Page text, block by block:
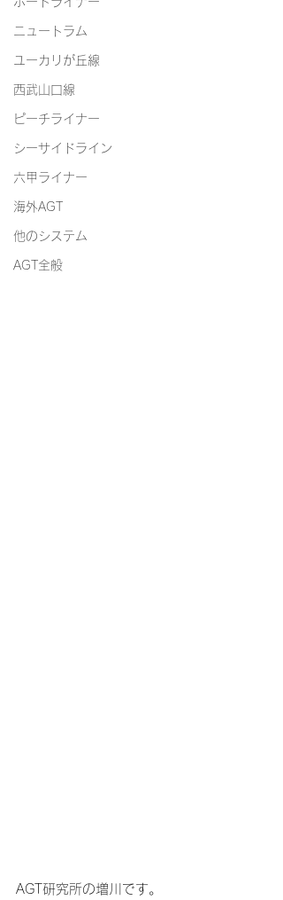
ニュートラム
ユーカリが丘線
西武山口線
ピーチライナー
シーサイドライン
六甲ライナー
海外AGT
他のシステム
AGT全般
AGT研究所の増川です。